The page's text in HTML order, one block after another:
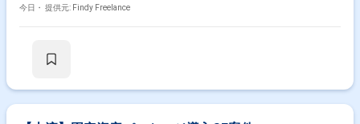
稼働が前提となります。 ※すでにFindy Freelanceで担当がついている方
資料化 - 分析内容に関する顧客対応およびプロジェクト管理 - クライアン
今日・ 提供元: Findy Freelance